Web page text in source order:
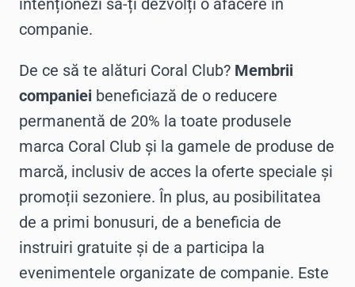
intenționezi să-ți dezvolți o afacere în
companie.
De ce să te alături Coral Club? Membrii
companiei beneficiază de o reducere
permanentă de 20% la toate produsele
marca Coral Club și la gamele de produse de
marcă, inclusiv de acces la oferte speciale și
promoții sezoniere. În plus, au posibilitatea
de a primi bonusuri, de a beneficia de
instruiri gratuite și de a participa la
evenimentele organizate de companie. Este